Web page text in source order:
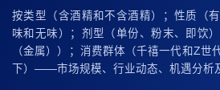
按类型（含酒精和不含酒精）；性质（
味和无味）；剂型（单份、粉末、即饮
（金属））；消费群体（千禧一代和Z世
下）——市场规模、行业动态、机遇分析